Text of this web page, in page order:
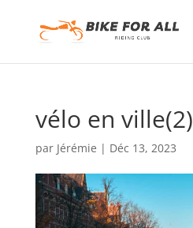
vélo en ville(2)
par Jérémie | Déc 13, 2023